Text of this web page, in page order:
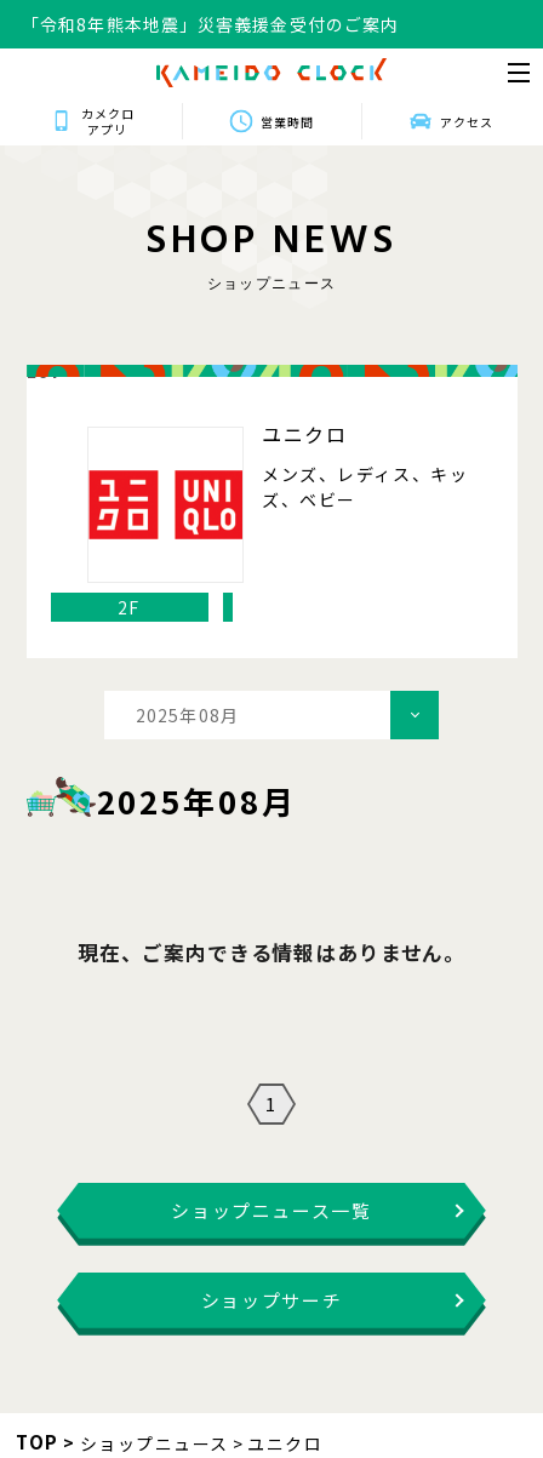
「令和8年熊本地震」災害義援金受付のご案内
カメクロ
アプリ
営業時間 アクセス
SHOP NEWS
ショップニュース
201
ユニクロ
メンズ、レディス、キッ
ズ、ベビー
2F
2025年08月
2025年08月
現在、ご案内できる情報はありません。
1
ショップニュース一覧
ショップサーチ
TOP ショップニュース ユニクロ